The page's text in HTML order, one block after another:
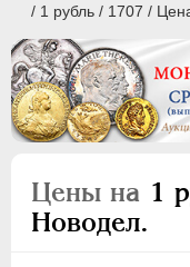
/ 1 рубль / 1707 /
Цены на 1
Новодел.
ПEТР I 1699 -
Серебро